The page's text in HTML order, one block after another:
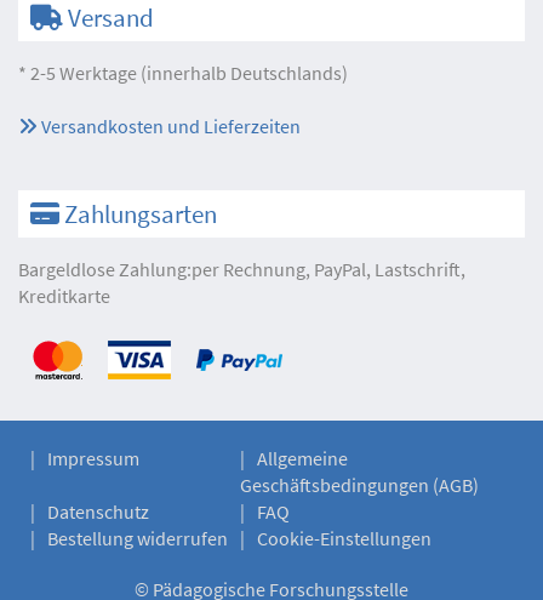
Versand
* 2-5 Werktage (innerhalb Deutschlands)
Versandkosten und Lieferzeiten
Zahlungsarten
Bargeldlose Zahlung:per Rechnung, PayPal, Lastschrift,
Kreditkarte
Impressum
Allgemeine
Geschäftsbedingungen (AGB)
Datenschutz
FAQ
Bestellung widerrufen
Cookie-Einstellungen
© Pädagogische Forschungsstelle